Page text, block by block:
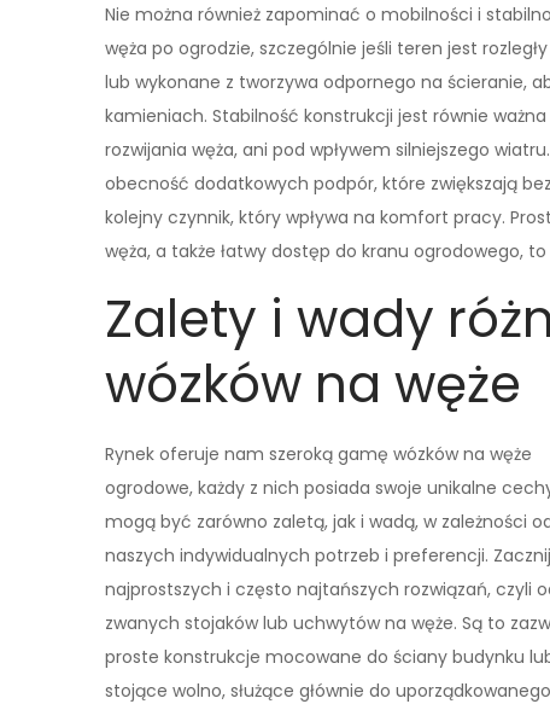
Nie można również zapominać o mobilności i
węża po ogrodzie, szczególnie jeśli teren jest
lub wykonane z tworzywa odpornego na ścieranie,
kamieniach. Stabilność konstrukcji jest równie
rozwijania węża, ani pod wpływem silniejszego
obecność dodatkowych podpór, które zwiększają
kolejny czynnik, który wpływa na komfort pracy.
węża, a także łatwy dostęp do kranu ogrodowego,
Zalety i wady
wózków na węże
Rynek oferuje nam szeroką gamę wózków na węże
ogrodowe, każdy z nich posiada swoje unikalne
mogą być zarówno zaletą, jak i wadą, w zależności
naszych indywidualnych potrzeb i preferencji.
najprostszych i często najtańszych rozwiązań, czyli
zwanych stojaków lub uchwytów na węże. Są to
proste konstrukcje mocowane do ściany budynku
stojące wolno, służące głównie do uporządkowanego